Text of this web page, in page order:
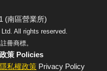
(南區營業所)
All rights reserved.
冊商標。
政策 Policies
隱私權政策 Privacy Policy